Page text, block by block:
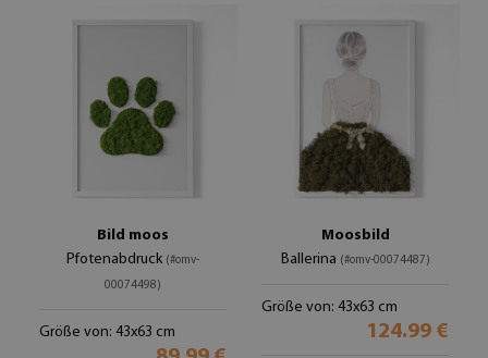
Bild moos
Pfotenabdruck (#omv-
00074498)
Größe von: 43x63 cm
Moosbild
Ballerina (#omv-00074487)
Größe von: 43x63 cm
124.99 €